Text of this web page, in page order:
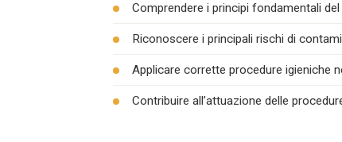
Comprendere i principi fondamentali
Riconoscere i principali rischi di
Applicare corrette procedure igieniche
Contribuire all’attuazione delle